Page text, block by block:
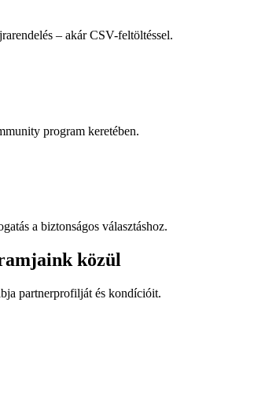
– akár CSV-feltöltéssel.
program keretében.
a biztonságos választáshoz.
közül
partnerprofilját és kondícióit.